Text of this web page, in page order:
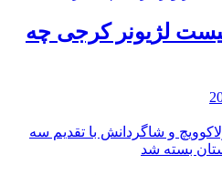
لژیونر کرجی چه